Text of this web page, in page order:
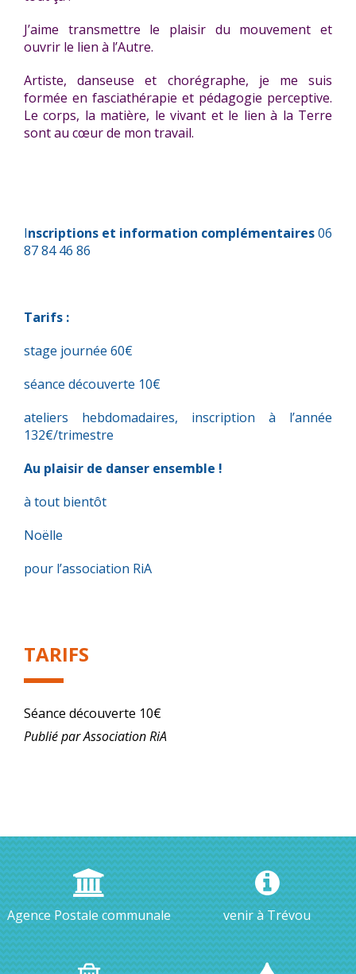
J’aime transmettre le plaisir du mouvement et
ouvrir le lien à l’Autre.
Artiste, danseuse et chorégraphe, je me suis
formée en fasciathérapie et pédagogie perceptive.
Le corps, la matière, le vivant et le lien à la Terre
sont au cœur de mon travail.
Inscriptions et information complémentaires06
87 84 46 86
Tarifs :
stage journée 60€
séance découverte 10€
ateliers hebdomadaires, inscription à l’année
132€/trimestre
Au plaisir de danser ensemble !
à tout bientôt
Noëlle
pour l’association RiA
TARIFS
Séance découverte 10€
Publié par Association RiA
Agence Postale communale venir à Trévou